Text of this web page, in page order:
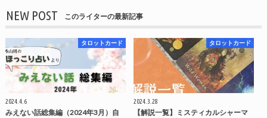
NEW POST このライターの最新記事
タロットカード
2024.4.6
みえない話総集編（2024年3月）自
タロットカード
2024.3.28
【解説一覧】ミスティカルシャーマ